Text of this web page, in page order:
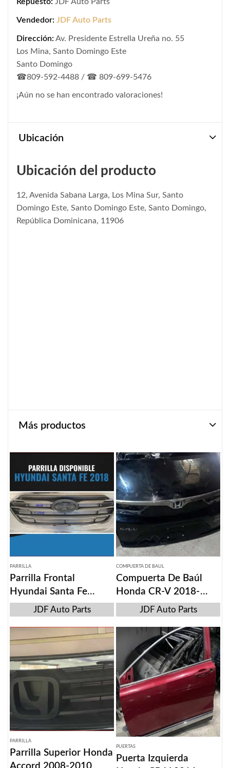
Vendedor: JDF Auto Parts
Dirección: Av. Presidente Estrella Ureña no. 55
Los Mina, Santo Domingo Este
Santo Domingo
☎809-592-4488 / ☎ 809-699-5476
¡Aún no se han encontrado valoraciones!
Ubicación
Ubicación del producto
12, Avenida Sabana Larga, Los Mina Sur, Santo
Domingo Este, Santo Domingo Este, Santo Domingo,
República Dominicana, 11906
Más productos
PARRILLA
Parrilla Frontal
Hyundai Santa Fe
2014-2018JDF Auto Parts
COMPUERTA DE BAUL
Compuerta De Baúl
Honda CR-V 2018-
2020JDF Auto Parts
PARRILLA
Parrilla Superior Honda
PUERTAS
Puerta Izquierda